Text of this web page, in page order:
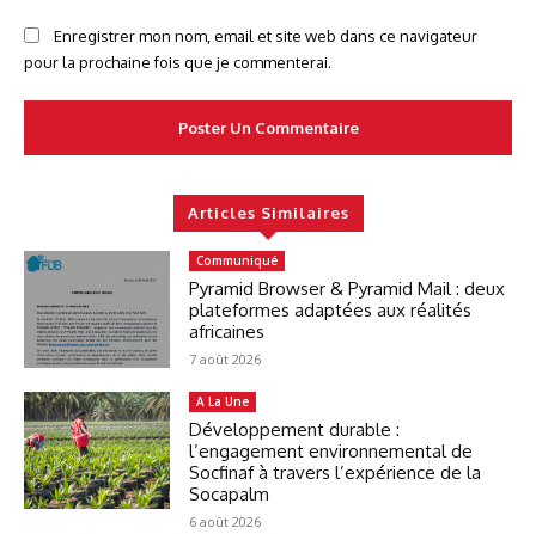
Enregistrer mon nom, email et site web dans ce navigateur
pour la prochaine fois que je commenterai.
Articles Similaires
Communiqué
Pyramid Browser & Pyramid Mail : deux
plateformes adaptées aux réalités
africaines
7 août 2026
A La Une
Développement durable :
l’engagement environnemental de
Socfinaf à travers l’expérience de la
Socapalm
6 août 2026